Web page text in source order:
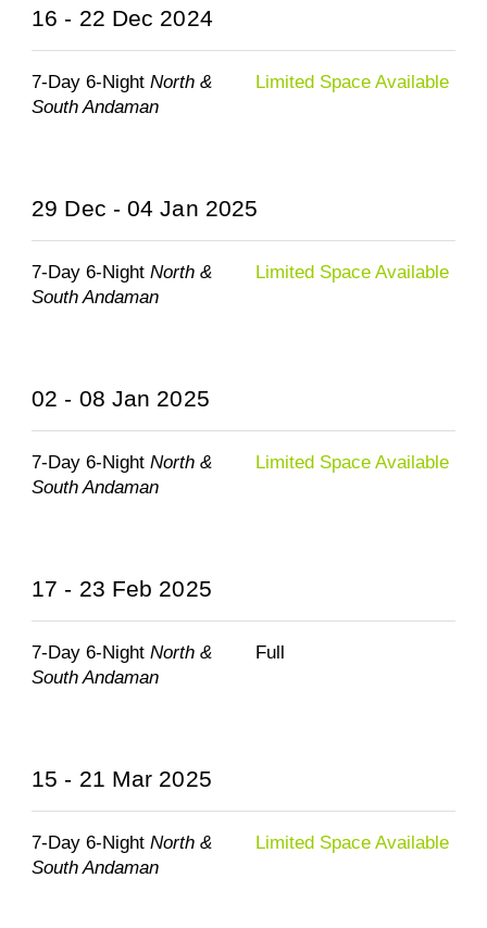
16 - 22 Dec 2024
7-Day 6-NightNorth &
South Andaman
Limited Space Available
29 Dec - 04 Jan 2025
7-Day 6-NightNorth &
South Andaman
Limited Space Available
02 - 08 Jan 2025
7-Day 6-NightNorth &
South Andaman
Limited Space Available
17 - 23 Feb 2025
7-Day 6-NightNorth &
South Andaman
Full
15 - 21 Mar 2025
7-Day 6-NightNorth &
South Andaman
Limited Space Available